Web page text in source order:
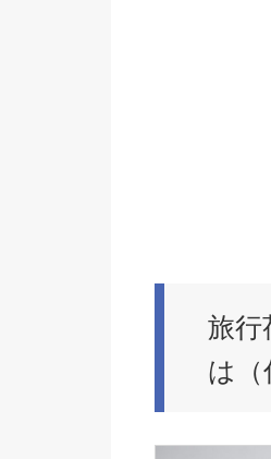
旅行
は（